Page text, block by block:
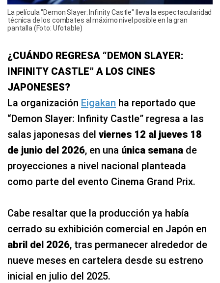
La película "Demon Slayer: Infinity Castle" lleva la espectacularidad
técnica de los combates al máximo nivel posible en la gran
pantalla (Foto: Ufotable)
¿CUÁNDO REGRESA “DEMON SLAYER:
INFINITY CASTLE” A LOS CINES
JAPONESES?
La organización Eigakan ha reportado que
“Demon Slayer: Infinity Castle” regresa a las
salas japonesas del viernes 12 al jueves 18
de junio del 2026, en una única semana de
proyecciones a nivel nacional planteada
como parte del evento Cinema Grand Prix.
Cabe resaltar que la producción ya había
cerrado su exhibición comercial en Japón en
abril del 2026, tras permanecer alrededor de
nueve meses en cartelera desde su estreno
inicial en julio del 2025.